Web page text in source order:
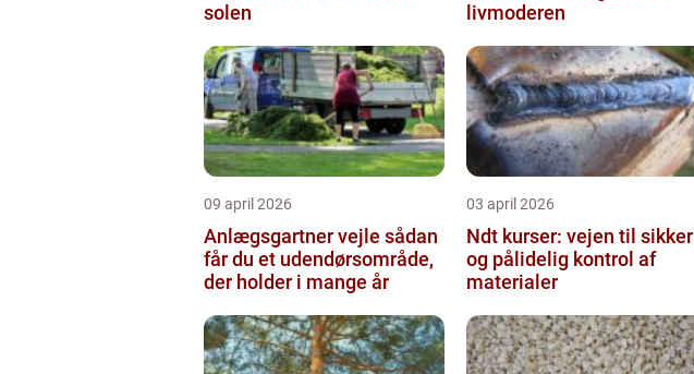
solen
livmoderen
09 april 2026
Anlægsgartner vejle sådan
får du et udendørsområde,
der holder i mange år
03 april 2026
Ndt kurser: vejen til sikker
og pålidelig kontrol af
materialer